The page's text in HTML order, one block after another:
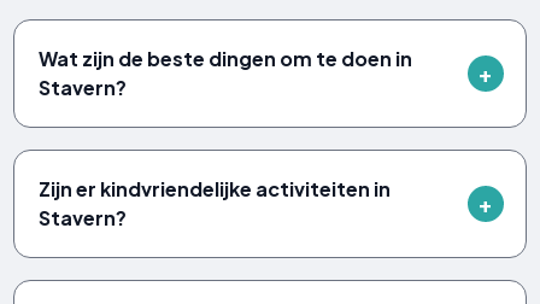
Wat zijn de beste dingen om te doen in
Stavern?
Zijn er kindvriendelijke activiteiten in
Stavern?